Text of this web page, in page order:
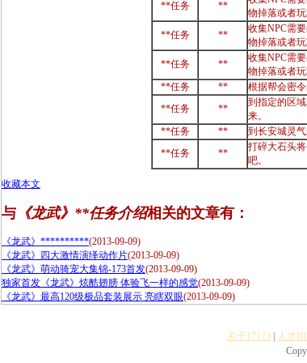
**任务 **
物掉落或者玩
**任务 **
收集NPC需
物掉落或者玩
**任务 **
收集NPC需
物掉落或者玩
**任务
** 根据帮会密
**任务
**
到指定的区
来。
**任务
** 到长安城灵气
**任务
**
打碎大石头
吧。
收藏本文
与 《龙武》**任务介绍相关的文章有：
《龙武》**********(2013-09-09)
《龙武》四大激情演绎动作片(2013-09-09)
《龙武》萌动骑宠大集锦-173首发(2013-09-09)
独家首发《龙武》炫酷翅膀 体验飞一样的感觉(2013-09-09)
《龙武》最高120级极品套装展示 亮瞎双眼(2013-09-09)
关于17173 人才